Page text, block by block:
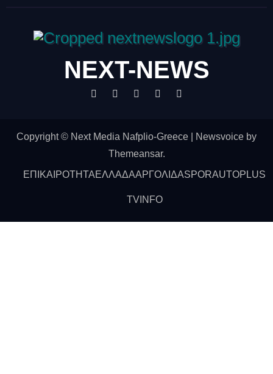
NEXT-NEWS
Copyright © Next Media Nafplio-Greece Newsvoice by
Themeansar.
ΕΠΙΚΑΙΡΟΤΗΤΑΕΛΛΑΔΑΑΡΓΟΛΙΔΑSPORAUTOPLUS
ΤVINFO